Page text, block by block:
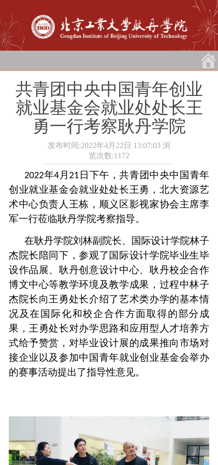
共青团中央中国青年创业
就业基金会就业处处长王
勇一行考察耿丹学院
发布时间:2022年4月22日 13:07:03 浏
览次数:1172
2022年4 月 21 日下午，共青团中央中国青年
创业就业基金会就业处处长王勇，北大资源艺
术中心负责人王栋，顺义区影视家协会主席李
军一行莅临耿丹学院考察指导。
在耿丹学院刘林副院长、国际设计学院林子
杰院长陪同下，参观了国际设计学院毕业生毕
设作品展、耿丹创意设计中心、耿丹校企合作
博文中心等教学环境及教学成果，过程中林子
杰院长向王勇处长介绍了艺术类办学的基本情
况及在国际化和校企合作方面取得的部分成
果，王勇处长对办学思路和应用型人才培养方
式给予赞赏，对毕业设计展的成果推向市场对
接企业以及参加中国青年就业创业基金会举办
的赛事活动提出了指导性意见。